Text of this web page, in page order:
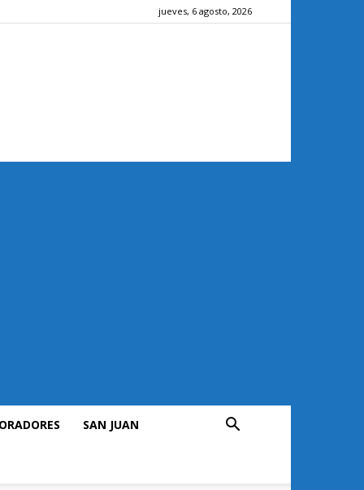
jueves, 6 agosto, 2026
SAN JUAN